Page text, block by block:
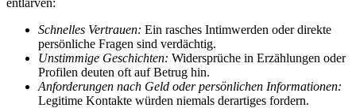
Schnelles Vertrauen: Ein rasches Intimwerden oder direkte
persönliche Fragen sind verdächtig.
Unstimmige Geschichten: Widersprüche in Erzählungen oder
Profilen deuten oft auf Betrug hin.
Anforderungen nach Geld oder persönlichen Informationen:
Legitime Kontakte würden niemals derartiges fordern.